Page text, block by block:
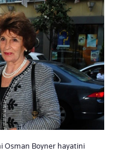
Osman Boyner hayatini